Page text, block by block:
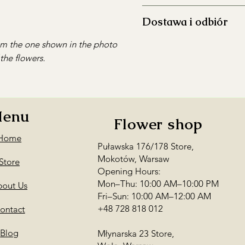
the one shown in the photo
flowers.
aby ograniczyć rozwój
Regularnie wymieniaj
gdy stanie się mętna,
Ustaw bukiet z dala
intensywnego słońca
owoców.
Na bieżąco usuwaj
zapobiec rozwojowi
całego bukietu.
Dostawa i odbiór
Dostawa poza
opłatą
*zamowienia z dostawą
Mokotowie
Możliwy jest również
Mokotów(Puławska
22:00/pt-ndz 10:00-
Wola
(Młynarska 23
dokładnego adresu
Store
Us
Blog
Flower shop
Puławska 176/178 Store,
Mokotów, Warsaw
Opening Hours:
Mon–Thu: 10:00 AM–10:00 PM
Fri–Sun: 10:00 AM–12:00 AM
+48 728 818 012
Młynarska 23 Store,